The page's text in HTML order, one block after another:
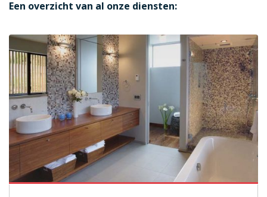
Een overzicht van al onze diensten: